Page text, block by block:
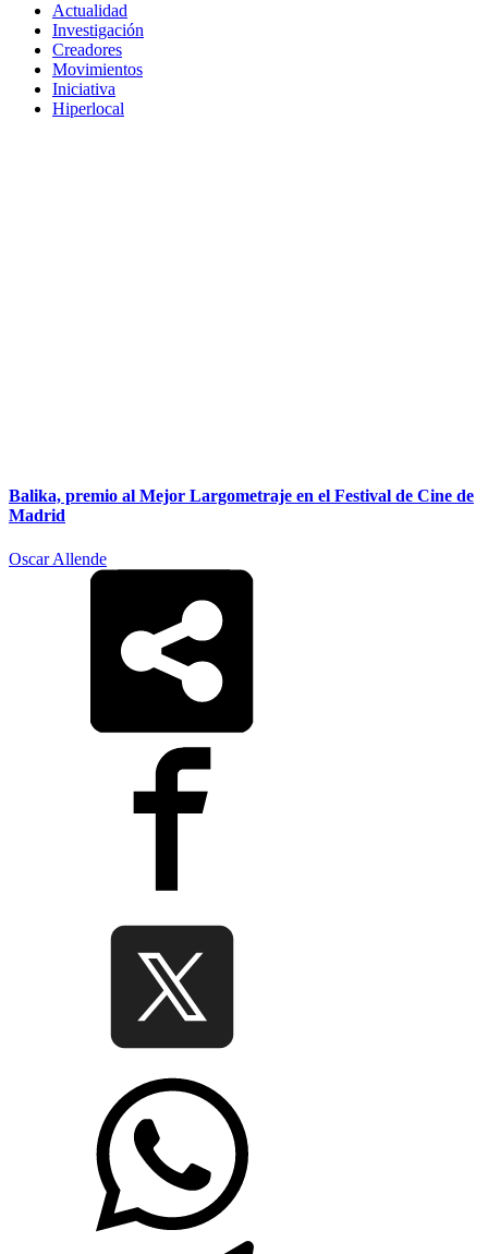
Actualidad
Investigación
Creadores
Movimientos
Iniciativa
Hiperlocal
Balika, premio al Mejor Largometraje en el Festival de Cine de
Madrid
Oscar Allende